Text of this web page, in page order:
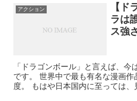
アクション
【ド
ラは
ス強
「ドラゴンボール」と言えば、
です。 世界中で最も有名な漫画
度。 もはや日本国内に至っては